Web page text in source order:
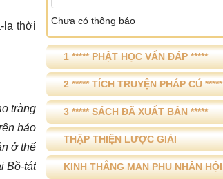
la thời
tràng
bảo
ở thế
Bồ-tát
Chưa có thông báo
1 ***** PHẬT HỌC VẤN ĐÁP *****
2 ***** TÍCH TRUYỆN PHÁP CÚ *****
3 ***** SÁCH ĐÃ XUẤT BẢN *****
THẬP THIỆN LƯỢC GIẢI
KINH THẮNG MAN PHU NHÂN HỘI